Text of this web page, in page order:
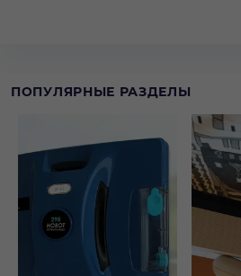
ПОПУЛЯРНЫЕ РАЗДЕЛЫ